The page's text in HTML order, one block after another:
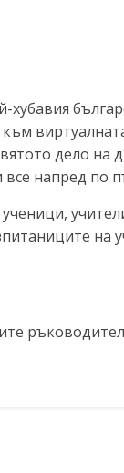
дело на
напред по
на